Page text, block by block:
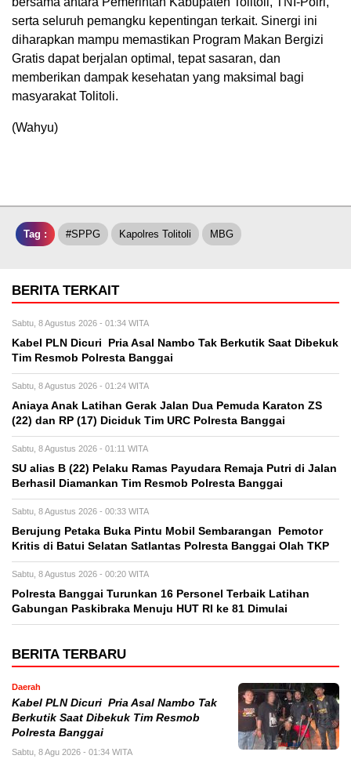
serta seluruh pemangku kepentingan terkait. Sinergi ini
diharapkan mampu memastikan Program Makan Bergizi
Gratis dapat berjalan optimal, tepat sasaran, dan
memberikan dampak kesehatan yang maksimal bagi
masyarakat Tolitoli.
(Wahyu)
Tag : #SPPG Kapolres Tolitoli MBG
BERITA TERKAIT
Sabtu, 8 Agustus 2026 - 01:34 WITA
Kabel PLN Dicuri Pria Asal Nambo Tak Berkutik Saat Dibekuk
Tim Resmob Polresta Banggai
Sabtu, 8 Agustus 2026 - 01:24 WITA
Aniaya Anak Latihan Gerak Jalan Dua Pemuda Karaton ZS
(22) dan RP (17) Diciduk Tim URC Polresta Banggai
Sabtu, 8 Agustus 2026 - 01:11 WITA
SU alias B (22) Pelaku Ramas Payudara Remaja Putri di Jalan
Berhasil Diamankan Tim Resmob Polresta Banggai
Sabtu, 8 Agustus 2026 - 00:33 WITA
Berujung Petaka Buka Pintu Mobil Sembarangan Pemotor
Kritis di Batui Selatan Satlantas Polresta Banggai Olah TKP
Sabtu, 8 Agustus 2026 - 00:20 WITA
Polresta Banggai Turunkan 16 Personel Terbaik Latihan
Gabungan Paskibraka Menuju HUT RI ke 81 Dimulai
BERITA TERBARU
Daerah
Kabel PLN Dicuri Pria Asal Nambo Tak
Berkutik Saat Dibekuk Tim Resmob
Polresta Banggai
Sabtu, 8 Agu 2026 - 01:34 WITA